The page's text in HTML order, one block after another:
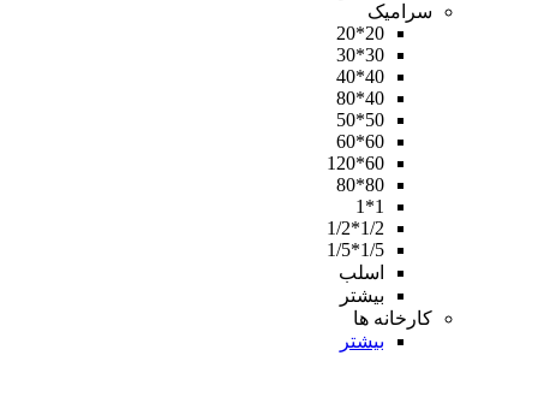
سرامیک
20*20
30*30
40*40
40*80
50*50
60*60
60*120
80*80
1*1
1/2*1/2
1/5*1/5
اسلب
بیشتر
کارخانه ها
بیشتر